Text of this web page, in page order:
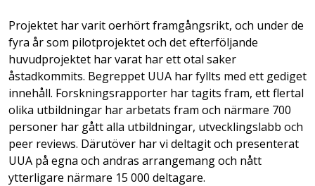
Projektet har varit oerhört framgångsrikt, och under de
fyra år som pilotprojektet och det efterföljande
huvudprojektet har varat har ett otal saker
åstadkommits. Begreppet UUA har fyllts med ett gediget
innehåll. Forskningsrapporter har tagits fram, ett flertal
olika utbildningar har arbetats fram och närmare 700
personer har gått alla utbildningar, utvecklingslabb och
peer reviews. Därutöver har vi deltagit och presenterat
UUA på egna och andras arrangemang och nått
ytterligare närmare 15 000 deltagare.